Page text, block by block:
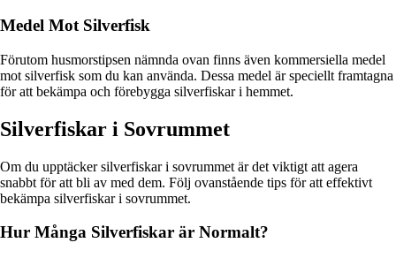
Medel Mot Silverfisk
Förutom husmorstipsen nämnda ovan finns även kommersiella medel
mot silverfisk som du kan använda. Dessa medel är speciellt framtagna
för att bekämpa och förebygga silverfiskar i hemmet.
Silverfiskar i Sovrummet
Om du upptäcker silverfiskar i sovrummet är det viktigt att agera
snabbt för att bli av med dem. Följ ovanstående tips för att effektivt
bekämpa silverfiskar i sovrummet.
Hur Många Silverfiskar är Normalt?